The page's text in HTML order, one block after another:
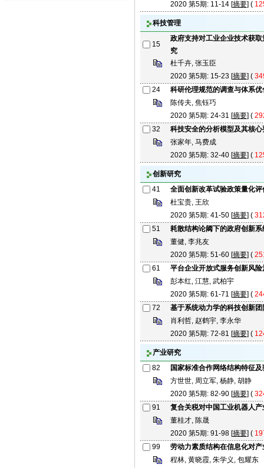
2020 第5期: 11-14 [摘要] (
科技管理
15
政府支持对工业企业技术获
究
杜千卉, 张玉臣
2020 第5期: 15-23 [摘要] (
24
科研伦理规范的调查与体系优
陈传夫, 焦钰巧
2020 第5期: 24-31 [摘要] (
32
科技安全的分析模型及其核心
张家年, 马费成
2020 第5期: 32-40 [摘要] (
创新研究
41
全面创新改革试验政策量化评
杜宝贵, 王欣
2020 第5期: 41-50 [摘要] (
51
耗散结构论阈下的政府创新
董健, 李兆友
2020 第5期: 51-60 [摘要] (
61
平台企业开放式服务创新风
彭本红, 江慧, 武柏宇
2020 第5期: 61-71 [摘要] (
72
基于系统动力学的科技创新
肖利哲, 赵鹤宇, 李永华
2020 第5期: 72-81 [摘要] (
产业研究
82
国家标准合作网络结构特征
方世世, 周立军, 杨静, 胡静
2020 第5期: 82-90 [摘要] (
91
复合关税对中国工业机器人
董桂才, 陈晟
2020 第5期: 91-98 [摘要] (
99
劳动力素质结构在信息化对
程林, 黄晓霞, 朱学义, 包耀东